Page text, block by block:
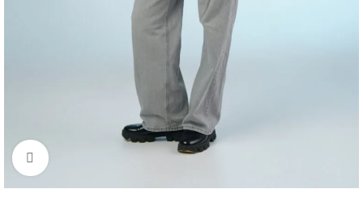
Click to enlarge